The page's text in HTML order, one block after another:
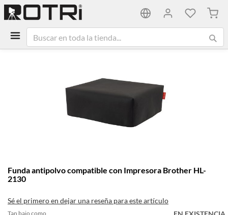
Mi
al
comienzo
la
Funda antipolvo compatible con Impresora Brother HL-
2130
Sé el primero en dejar una reseña para este artículo
Tan bajo como